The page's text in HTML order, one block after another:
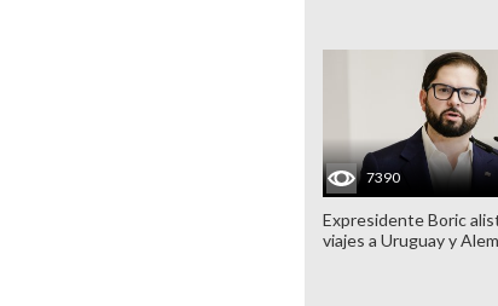
7390
Expresidente Boric
viajes a Uruguay y